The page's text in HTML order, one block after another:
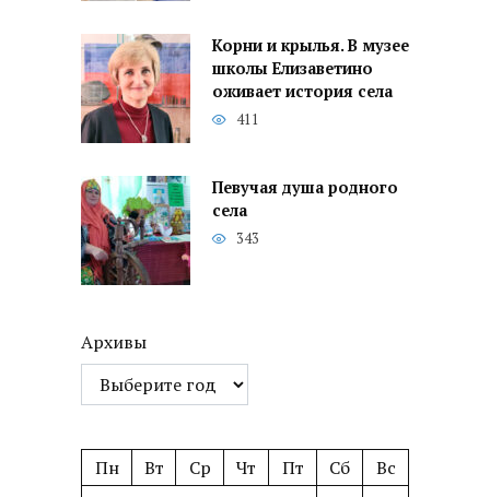
Корни и крылья. В музее
школы Елизаветино
оживает история села
411
Певучая душа родного
села
343
Архивы
Пн Вт Ср Чт Пт Сб
Вс